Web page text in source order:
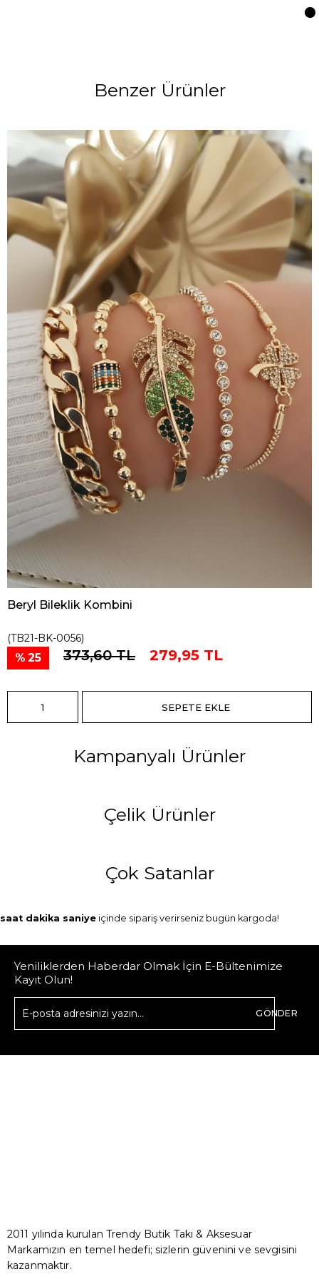
Benzer Ürünler
Beryl Bileklik Kombini
(TB21-BK-0056)
25 373,60 TL 279,95 TL
Kampanyalı Ürünler
Çelik Ürünler
Çok Satanlar
saat dakika saniye içinde sipariş verirseniz bugün kargoda!
Yeniliklerden Haberdar Olmak İçin E-Bültenimize
Kayıt Olun!
GÖNDER
2011 yılında kurulan Trendy Butik Takı & Aksesuar
Markamızın en temel hedefi; sizlerin güvenini ve sevgisini
kazanmaktır.